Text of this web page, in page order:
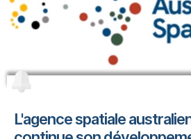
L'agence spatiale